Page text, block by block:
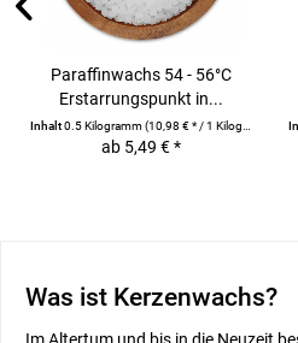
Paraffinwachs 54 - 56°C
Erstarrungspunkt in...
Inhalt0.5 Kilogramm(10,98 € * / 1 Kilogramm)
ab 5,49 € *
Was ist Kerzenwachs?